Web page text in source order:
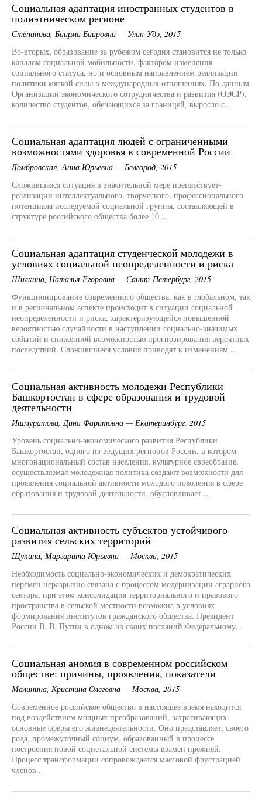
Социальная адаптация иностранных студентов в
полиэтническом регионе
Степанова, Баирма Баировна — Улан-Удэ, 2015
Во-вторых, образование за рубежом сегодня становится не только
каналом социальной мобильности, фактором изменения
социального статуса, но и основным направлением реализации
политики мягкой силы в международных отношениях. По данным
Организации экономического сотрудничества и развития (ОЭСР),
количество студентов, обучающихся за границей, выросло с...
Социальная адаптация людей с ограниченными
возможностями здоровья в современной России
Домбровская, Анна Юрьевна — Белгород, 2015
Сложившаяся ситуация в значительной мере препятствует-
реализации интеллектуального, творческого, профессионального
потенциала исследуемой социальной группы, составляющей в
структуре российского общества более 10...
Социальная адаптация студенческой молодежи в
условиях социальной неопределенности и риска
Шилкина, Наталья Егоровна — Санкт-Петербург, 2015
Функционирование современного общества, как в глобальном, так
и в региональном аспекте происходит в ситуации социальной
неопределенности и риска, характеризующейся повышенной
вероятностью случайности в наступлении социально-значимых
событий и сниженной возможностью прогнозирования вероятных
последствий. Сложившиеся условия приводят к изменениям...
Социальная активность молодежи Республики
Башкортостан в сфере образования и трудовой
деятельности
Ишмуратова, Дина Фаритовна — Екатеринбург, 2015
Уровень социально-экономического развития Республики
Башкортостан, одного из ведущих регионов России, в котором
многонациональный состав населения, культурное своеобразие,
осуществляемая молодежная политика создают возможности для
проявления социальной активности молодого поколения в сфере
образования и трудовой деятельности, обусловливает...
Социальная активность субъектов устойчивого
развития сельских территорий
Щукина, Маргарита Юрьевна — Москва, 2015
Необходимость социально-экономических и демократических
перемен неразрывно связана с процессом модернизации аграрного
сектора, при этом консолидация территориального и правового
пространства в сельской местности возможна в условиях
формирования институтов гражданского общества. Президент
России В. В. Путин в одном из своих посланий Федеральному...
Социальная аномия в современном российском
обществе: причины, проявления, показатели
Малинина, Кристина Олеговна — Москва, 2015
Современное российское общество в настоящее время находится
под воздействием мощных преобразований, затрагивающих
основные сферы его жизнедеятельности. Оно представляет, своего
рода, промежуточный социум, образованный в процессе
построения новой социетальной системы взамен прежней.
Процесс трансформации сопровождается массовой фрустрацией
членов...